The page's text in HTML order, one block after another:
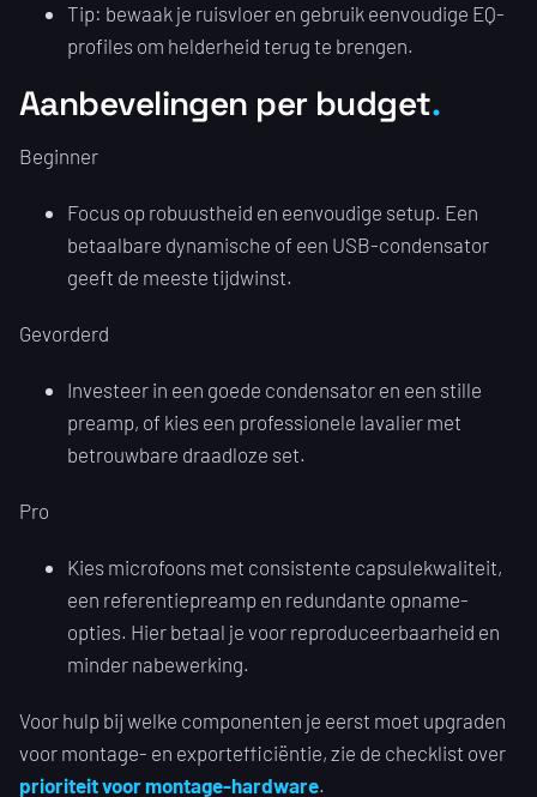
Tip: bewaak je ruisvloer en gebruik eenvoudige EQ-
profiles om helderheid terug te brengen.
Aanbevelingen per budget
Beginner
Focus op robuustheid en eenvoudige setup. Een
betaalbare dynamische of een USB-condensator
geeft de meeste tijdwinst.
Gevorderd
Investeer in een goede condensator en een stille
preamp, of kies een professionele lavalier met
betrouwbare draadloze set.
Pro
Kies microfoons met consistente capsulekwaliteit,
een referentiepreamp en redundante opname-
opties. Hier betaal je voor reproduceerbaarheid en
minder nabewerking.
Voor hulp bij welke componenten je eerst moet upgraden
voor montage- en exportefficiëntie, zie de checklist over
prioriteit voor montage-hardware.